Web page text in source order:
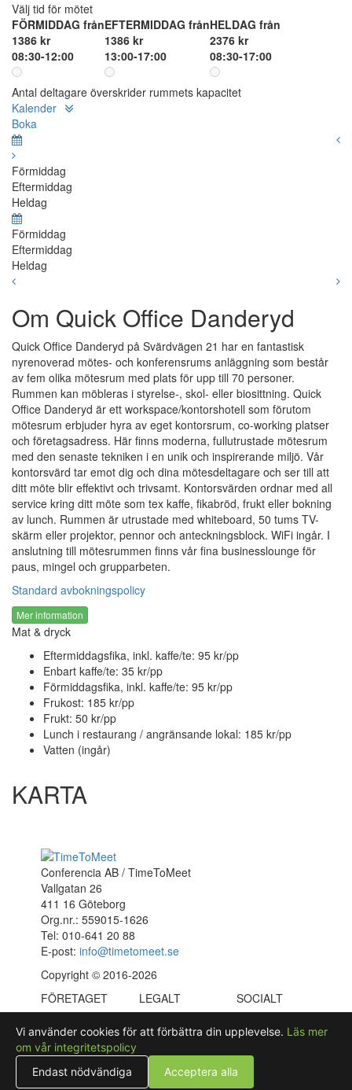
Välj tid för mötet
FÖRMIDDAG från
1386 kr
08:30-12:00
EFTERMIDDAG från
1386 kr
13:00-17:00
HELDAG från
2376 kr
08:30-17:00
Antal deltagare överskrider rummets kapacitet
Kalender
Boka
Förmiddag
Eftermiddag
Heldag
Förmiddag
Eftermiddag
Heldag
Om Quick Office Danderyd
Quick Office Danderyd på Svärdvägen 21 har en fantastisk
nyrenoverad mötes- och konferensrums anläggning som består
av fem olika mötesrum med plats för upp till 70 personer.
Rummen kan möbleras i styrelse-, skol- eller biosittning. Quick
Office Danderyd är ett workspace/kontorshotell som förutom
mötesrum erbjuder hyra av eget kontorsrum, co-working platser
och företagsadress. Här finns moderna, fullutrustade mötesrum
med den senaste tekniken i en unik och inspirerande miljö. Vår
kontorsvärd tar emot dig och dina mötesdeltagare och ser till att
ditt möte blir effektivt och trivsamt. Kontorsvärden ordnar med all
service kring ditt möte som tex kaffe, fikabröd, frukt eller bokning
av lunch. Rummen är utrustade med whiteboard, 50 tums TV-
skärm eller projektor, pennor och anteckningsblock. WiFi ingår. I
anslutning till mötesrummen finns vår fina businesslounge för
paus, mingel och grupparbeten.
Standard avbokningspolicy
Mer information
Mat & dryck
Eftermiddagsfika, inkl. kaffe/te: 95 kr/pp
Enbart kaffe/te: 35 kr/pp
Förmiddagsfika, inkl. kaffe/te: 95 kr/pp
Frukost: 185 kr/pp
Frukt: 50 kr/pp
Lunch i restaurang / angränsande lokal: 185 kr/pp
Vatten (ingår)
KARTA
Vi använder cookies för att förbättra din upplevelse. Läs mer
om vår integritetspolicy
Endast nödvändiga
Acceptera alla
Conferencia AB / TimeToMeet
Vallgatan 26
411 16 Göteborg
Org.nr.: 559015-1626
Tel: 010-641 20 88
E-post:info@timetomeet.se
Copyright © 2016-2026
FÖRETAGET
FAQ
Kontakt
Anslut
anläggning
LEGALT
villkor
Integritetspolicy
Press
SOCIALT
LinkedIn